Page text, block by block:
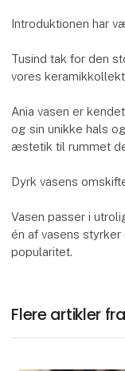
Introduktionen har
Tusind tak for den
vores
Ania vasen er
og sin unikke hals
æstetik til rummet
Dyrk vasens
Vasen passer i
én af vasens
popularitet.
Flere artikler